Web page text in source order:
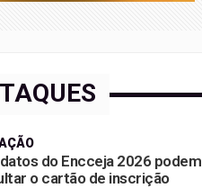
do Encceja 2026 podem
o cartão de inscrição